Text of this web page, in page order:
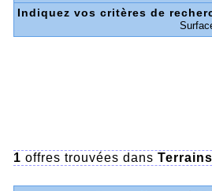
Indiquez vos critères de
1 offres trouvées dans Terrains